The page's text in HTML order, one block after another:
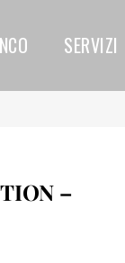
SERVIZI
–